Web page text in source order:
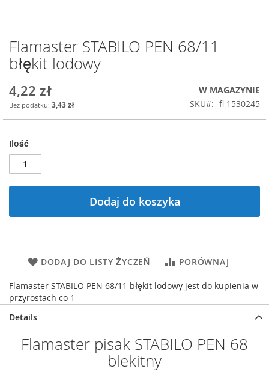
Przejdź
na
początek
Flamaster STABILO PEN 68/11
błękit lodowy
4,22 zł
3,43 zł
W MAGAZYNIE
SKU
fl 1530245
Ilość
Dodaj do koszyka
DODAJ DO LISTY ŻYCZEŃ PORÓWNAJ
Flamaster STABILO PEN 68/11 błękit lodowy jest do kupienia w
przyrostach co 1
Details
Flamaster pisak STABILO PEN 68
blekitny